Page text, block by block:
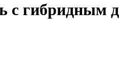
с гибридным